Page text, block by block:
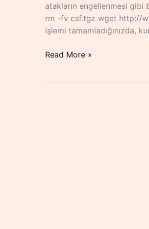
atakların engellenmesi
rm -fv csf.tgz wget http://
işlemi tamamladığınızda,
Linux
Read More »